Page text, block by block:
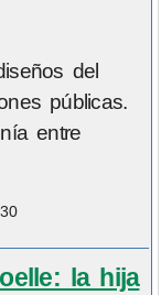
del
públicas.
entre
la hija